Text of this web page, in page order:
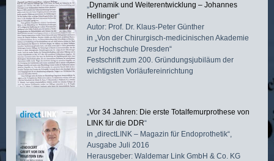
„Dynamik und Weiterentwicklung – Johannes
Hellinger“
Autor: Prof. Dr. Klaus-Peter Günther
in „Von der Chirurgisch-medicinischen Akademie
zur Hochschule Dresden“
Festschrift zum 200. Gründungsjubiläum der
wichtigsten Vorläufereinrichtung
„Vor 34 Jahren: Die erste Totalfemurprothese von
LINK für die DDR“
in „directLINK – Magazin für Endoprothetik“,
Ausgabe Juli 2016
Herausgeber: Waldemar Link GmbH & Co. KG